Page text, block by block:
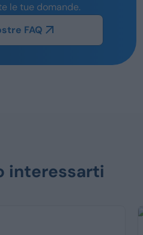
le tue domande.
FAQ
interessarti